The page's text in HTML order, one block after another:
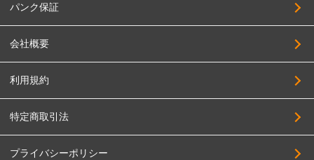
パンク保証
会社概要
利用規約
特定商取引法
プライバシーポリシー